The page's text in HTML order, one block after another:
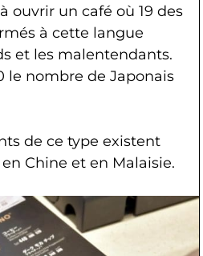
ouvrir un café où 19 des
à cette langue
et les malentendants.
le nombre de Japonais
de ce type existent
Chine et en Malaisie.